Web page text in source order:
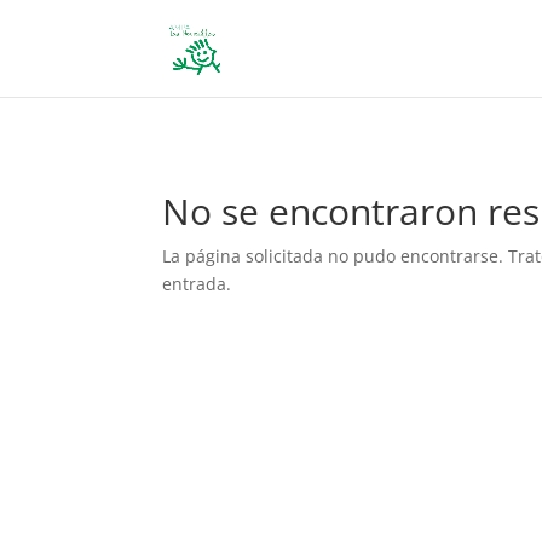
No se encontraron
La página solicitada no pudo encontrarse.
entrada.